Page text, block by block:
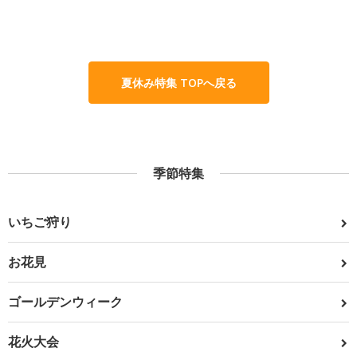
夏休み特集 TOPへ戻る
季節特集
いちご狩り
お花見
ゴールデンウィーク
花火大会